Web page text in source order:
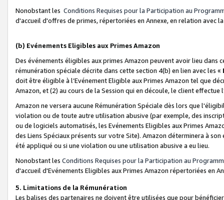
Nonobstant les Conditions Requises pour la Participation au
d'accueil d'offres de primes, répertoriées en Annexe, en relation avec
(b) Evénements Eligibles aux Primes Amazon
Des événements éligibles aux primes Amazon peuvent avoir lieu dans
rémunération spéciale décrite dans cette section 4(b) en lien avec les «
doit être éligible à l’Evénement Eligible aux Primes Amazon tel que
Amazon, et (2) au cours de la Session qui en découle, le client
Amazon ne versera aucune Rémunération Spéciale dès lors que
violation ou de toute autre utilisation abusive (par exemple, des
ou de logiciels automatisés, les Evénements Eligibles aux Primes
des Liens Spéciaux présents sur votre Site). Amazon déterminera à
été appliqué ou si une violation ou une utilisation abusive a eu lieu.
Nonobstant les Conditions Requises pour la Participation au
d'accueil d'Evénements Eligibles aux Primes Amazon répertoriées en
5. Limitations de la Rémunération
Les balises des partenaires ne doivent être utilisées que pour